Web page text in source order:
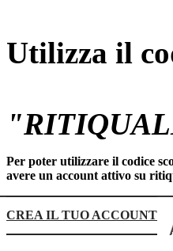
Utilizza il
Per poter utilizzare il codice
avere un account attivo su
CREA IL TUO ACCOUNT